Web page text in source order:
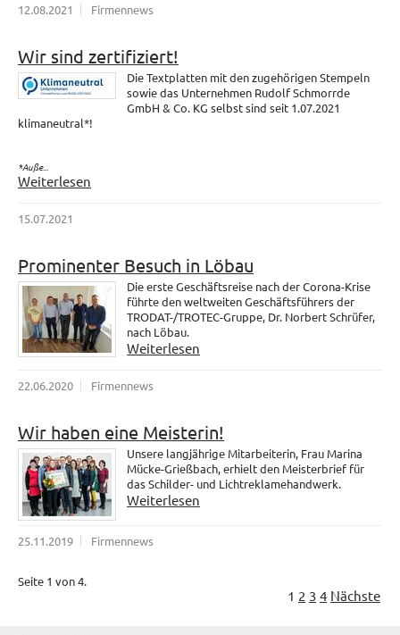
12.08.2021 Firmennews
Wir sind zertifiziert!
Die Textplatten mit den zugehörigen Stempeln
sowie das Unternehmen Rudolf Schmorrde
GmbH & Co. KG selbst sind seit 1.07.2021
klimaneutral*!
*Auße...
Weiterlesen
15.07.2021
Prominenter Besuch in Löbau
Die erste Geschäftsreise nach der Corona-Krise
führte den weltweiten Geschäftsführers der
TRODAT-/TROTEC-Gruppe, Dr. Norbert Schrüfer,
nach Löbau.
Weiterlesen
22.06.2020 Firmennews
Wir haben eine Meisterin!
Unsere langjährige Mitarbeiterin, Frau Marina
Mücke-Grießbach, erhielt den Meisterbrief für
das Schilder- und Lichtreklamehandwerk.
Weiterlesen
25.11.2019 Firmennews
Seite 1 von 4.
1 2 3 4 Nächste